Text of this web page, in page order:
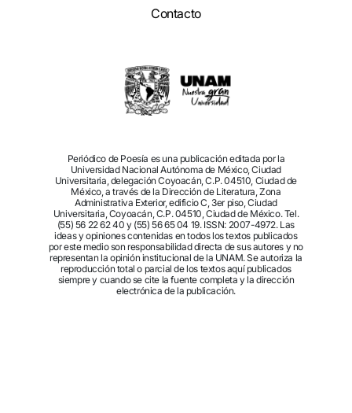
Contacto
Periódico de Poesía es una publicación editada por la
Universidad Nacional Autónoma de México, Ciudad
Universitaria, delegación Coyoacán, C.P. 04510, Ciudad de
México, a través de la Dirección de Literatura, Zona
Administrativa Exterior, edificio C, 3er piso, Ciudad
Universitaria, Coyoacán, C.P. 04510, Ciudad de México. Tel.
(55) 56 22 62 40 y (55) 56 65 04 19. ISSN: 2007-4972. Las
ideas y opiniones contenidas en todos los textos publicados
por este medio son responsabilidad directa de sus autores y no
representan la opinión institucional de la UNAM. Se autoriza la
reproducción total o parcial de los textos aquí publicados
siempre y cuando se cite la fuente completa y la dirección
electrónica de la publicación.